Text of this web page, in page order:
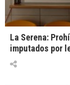
La Serena:
imputados por